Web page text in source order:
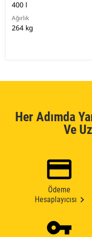
400 l
Ağırlık
264 kg
Her Adımda
Ve
Ödeme
Hesaplayıcısı